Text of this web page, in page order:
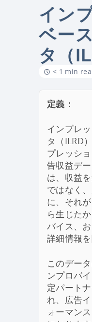
イン
ベー
タ（
< 1 min
定義：
インプレ
タ（ILRD
プレッシ
告収益デ
は、収益
ではなく
に、それ
ら生じた
バイス、
詳細情報
このデー
ンプロバ
定パート
れ、広告
ォーマン